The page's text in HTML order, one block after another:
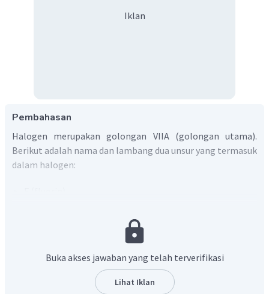
Iklan
Pembahasan
Halogen merupakan golongan VIIA (golongan utama).
Berikut adalah nama dan lambang dua unsur yang termasuk
dalam halogen:
Jadi, jawaban sesuai dengan uraian di atas.
Buka akses jawaban yang telah terverifikasi
Lihat Iklan